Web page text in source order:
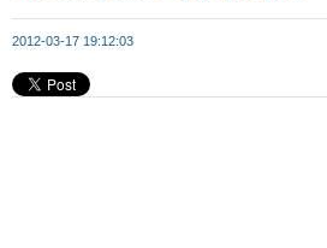
2012-03-17 19:12:03